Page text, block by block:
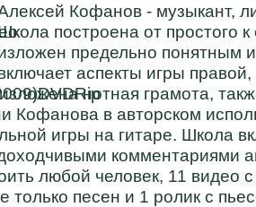
Кофанов - музыкант,
построена от простого
предельно понятным
аспекты игры
нотная грамота,
Кофанова в авторском
игры на гитаре. Школа
комментариями
любой человек, 11 видео
только песен и 1 ролик с